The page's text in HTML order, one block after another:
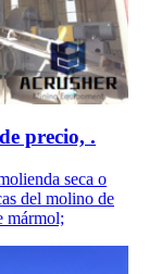
precio, .
seca o
del molino de
mármol;